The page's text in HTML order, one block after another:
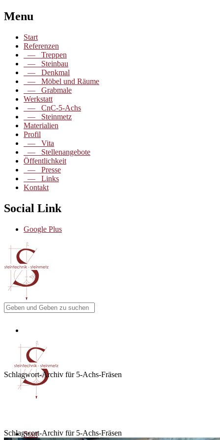
Menu
Start
Referenzen
— Treppen
— Steinbau
— Denkmal
— Möbel und Räume
— Grabmale
Werkstatt
— CnC-5-Achs
— Steinmetz
Materialien
Profil
— Vita
— Stellenangebote
Öffentlichkeit
— Presse
— Links
Kontakt
Social Link
Google Plus
Start
Schlagwort-Archiv für 5-Achs-Fräsen
Schlagwort-Archiv für 5-Achs-Fräsen